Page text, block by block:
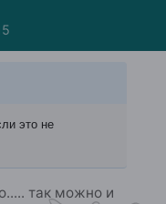
это не
так можно и